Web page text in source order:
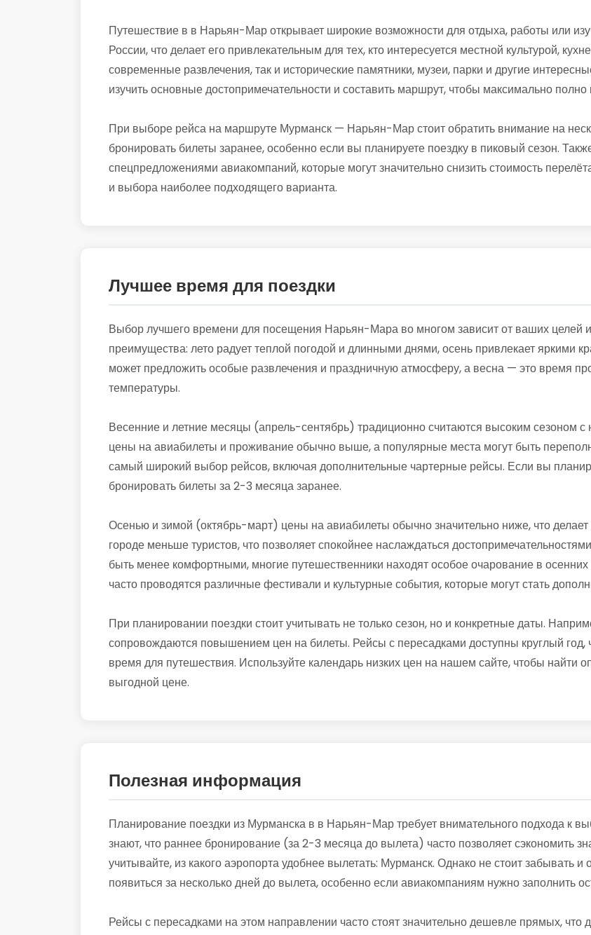
Путешествие в в Нарьян-Мар открывает широкие возможности для отдыха, работы или
России, что делает его привлекательным для тех, кто интересуется местной культурой,
современные развлечения, так и исторические памятники, музеи, парки и другие
изучить основные достопримечательности и составить маршрут, чтобы максимально
При выборе рейса на маршруте Мурманск — Нарьян-Мар стоит обратить внимание на
бронировать билеты заранее, особенно если вы планируете поездку в пиковый сезон.
спецпредложениями авиакомпаний, которые могут значительно снизить стоимость
и выбора наиболее подходящего варианта.
Лучшее время для поездки
Выбор лучшего времени для посещения Нарьян-Мара во многом зависит от ваших целей
преимущества: лето радует теплой погодой и длинными днями, осень привлекает яркими
может предложить особые развлечения и праздничную атмосферу, а весна — это время
температуры.
Весенние и летние месяцы (апрель-сентябрь) традиционно считаются высоким сезоном
цены на авиабилеты и проживание обычно выше, а популярные места могут быть
самый широкий выбор рейсов, включая дополнительные чартерные рейсы. Если вы
бронировать билеты за 2-3 месяца заранее.
Осенью и зимой (октябрь-март) цены на авиабилеты обычно значительно ниже, что делает
городе меньше туристов, что позволяет спокойнее наслаждаться
быть менее комфортными, многие путешественники находят особое очарование в
часто проводятся различные фестивали и культурные события, которые могут стать
При планировании поездки стоит учитывать не только сезон, но и конкретные даты.
сопровождаются повышением цен на билеты. Рейсы с пересадками доступны круглый год,
время для путешествия. Используйте календарь низких цен на нашем сайте, чтобы найти
выгодной цене.
Полезная информация
Планирование поездки из Мурманска в в Нарьян-Мар требует внимательного подхода к
знают, что раннее бронирование (за 2-3 месяца до вылета) часто позволяет сэкономить
учитывайте, из какого аэропорта удобнее вылетать: Мурманск. Однако не стоит
появиться за несколько дней до вылета, особенно если авиакомпаниям нужно заполнить
Рейсы с пересадками на этом направлении часто стоят значительно дешевле прямых,